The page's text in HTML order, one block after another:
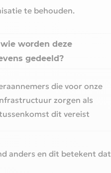
te behouden.‎
worden deze
gedeeld?‎
die voor onze
zorgen als
dit vereist‎
anders en dit betekent dat